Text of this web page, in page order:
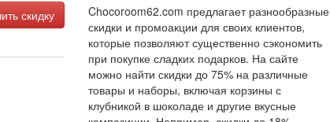
скидку
Chocoroom62.com предлагает разнообразные
скидки и промоакции для своих клиентов,
которые позволяют существенно сэкономить
при покупке сладких подарков. На сайте
можно найти скидки до 75% на различные
товары и наборы, включая корзины с
клубникой в шоколаде и другие вкусные